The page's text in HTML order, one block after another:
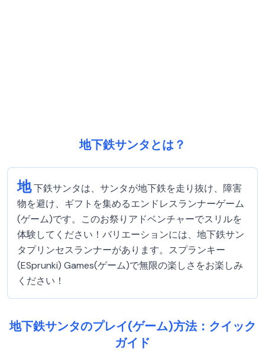
地下鉄サンタとは？
地下鉄サンタは、サンタが地下鉄を走り抜け、障害
物を避け、ギフトを集めるエンドレスランナーゲーム
(ゲーム)です。このお祭りアドベンチャーでスリルを
体験してください！バリエーションには、地下鉄サン
タプリンセスランナーがあります。スプランキー
(ESprunki) Games(ゲーム)で無限の楽しさをお楽しみ
ください！
地下鉄サンタのプレイ(ゲーム)方法：クイック
ガイド